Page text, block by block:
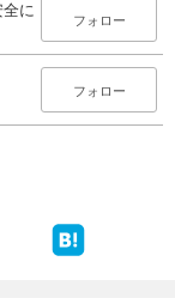
に
フォロー
フォロー